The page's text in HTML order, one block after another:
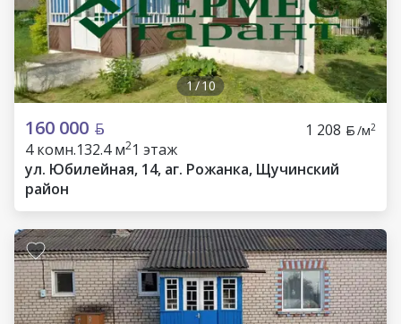
1/10
160 000 1 208 /м2
4 комн.132.4 м21 этаж
ул. Юбилейная, 14, аг. Рожанка, Щучинский
район